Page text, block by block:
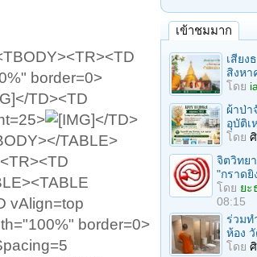
border=0>
</TD><TD
</TD>
TABLE>
vAlign=top
border=0>
เข้าชมมาก
เสียง
สิงห
โดย
ผ้าป่า
อุบัติเ
โดย
จิตวิทย
"กราดยิ
โดย ยะ
08:15
ร่วมทํ
ห้อง
โดย